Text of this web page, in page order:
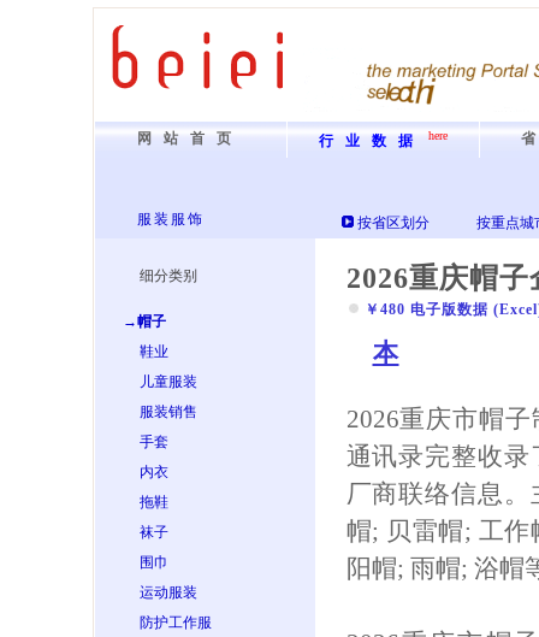
网站首页 行业数据 here
服装服饰 按省区划分 按重点城
细分类别
→帽子
鞋业
儿童服装
服装销售
手套
内衣
拖鞋
袜子
围巾
运动服装
防护工作服
2026重庆帽
￥480 电子版数据
本
2026重庆市帽
通讯录完整收
厂商联络信息
帽; 贝雷帽; 工
阳帽; 雨帽; 浴帽